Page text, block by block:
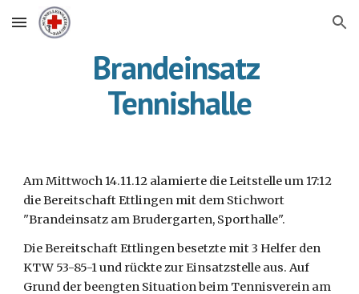
Skip to main content Skip to navigation
Brandeinsatz
Tennishalle
Am Mittwoch 14.11.12 alamierte die Leitstelle um 17:12
die Bereitschaft Ettlingen mit dem Stichwort
"Brandeinsatz am Brudergarten, Sporthalle".
Die Bereitschaft Ettlingen besetzte mit 3 Helfer den
KTW 53-85-1 und rückte zur Einsatzstelle aus. Auf
Grund der beengten Situation beim Tennisverein am